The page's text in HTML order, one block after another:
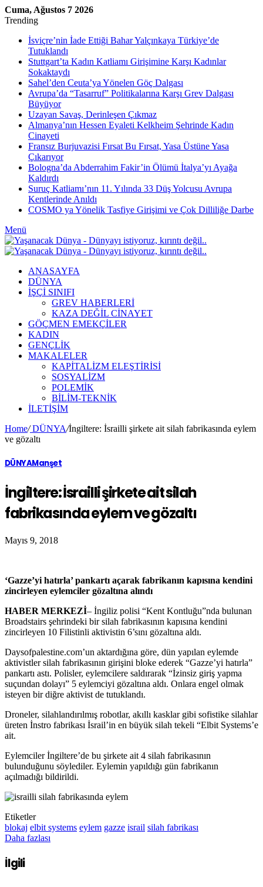
Cuma, Ağustos 7 2026
Trending
İsviçre’nin İade Ettiği Bahar Yalçınkaya Türkiye’de
Tutuklandı
Stuttgart’ta Kadın Katliamı Girişimine Karşı Kadınlar
Sokaktaydı
Sahel’den Ceuta’ya Yönelen Göç Dalgası
Avrupa’da “Tasarruf” Politikalarına Karşı Grev Dalgası
Büyüyor
Uzayan Savaş, Derinleşen Çıkmaz
Almanya’nın Hessen Eyaleti Kelkheim Şehrinde Kadın
Cinayeti
Fransız Burjuvazisi Fırsat Bu Fırsat, Yasa Üstüne Yasa
Çıkarıyor
Bologna’da Abderrahim Fakir’in Ölümü İtalya’yı Ayağa
Kaldırdı
Suruç Katliamı’nın 11. Yılında 33 Düş Yolcusu Avrupa
Kentlerinde Anıldı
COSMO ya Yönelik Tasfiye Girişimi ve Çok Dilliliğe Darbe
Menü
ANASAYFA
DÜNYA
İŞÇİ SINIFI
GREV HABERLERİ
KAZA DEĞİL CİNAYET
GÖÇMEN EMEKÇİLER
KADIN
GENÇLİK
MAKALELER
KAPİTALİZM ELEŞTİRİSİ
SOSYALİZM
POLEMİK
BİLİM-TEKNİK
ILETIŞIM
Home/DÜNYA/İngiltere: İsrailli şirkete ait silah fabrikasında eylem
ve gözaltı
DÜNYAManşet
İngiltere: İsrailli şirkete ait silah
fabrikasında eylem ve gözaltı
Mayıs 9, 2018
‘Gazze’yi hatırla’ pankartı açarak fabrikanın kapısına kendini
zincirleyen eylemciler gözaltına alındı
HABER MERKEZİ– İngiliz polisi “Kent Kontluğu”nda bulunan
Broadstairs şehrindeki bir silah fabrikasının kapısına kendini
zincirleyen 10 Filistinli aktivistin 6’sını gözaltına aldı.
Daysofpalestine.com’un aktardığına göre, dün yapılan eylemde
aktivistler silah fabrikasının girişini bloke ederek “Gazze’yi hatırla”
pankartı astı. Polisler, eylemcilere saldırarak “İzinsiz giriş yapma
suçundan dolayı” 5 eylemciyi gözaltına aldı. Onlara engel olmak
isteyen bir diğre aktivist de tutuklandı.
Droneler, silahlandırılmış robotlar, akıllı kasklar gibi sofistike silahlar
üreten İnstro fabrikası İsrail’in en büyük silah tekeli “Elbit Systems’e
ait.
Eylemciler İngiltere’de bu şirkete ait 4 silah fabrikasının
bulunduğunu söylediler. Eylemin yapıldığı gün fabrikanın
açılmadığı bildirildi.
Etiketler
blokaj elbit systems eylem gazze israil silah fabrikası
Daha fazlası
İlgili